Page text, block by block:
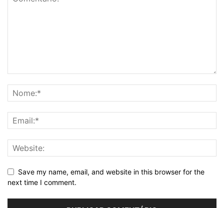
Save my name, email, and website in this browser for the
next time I comment.